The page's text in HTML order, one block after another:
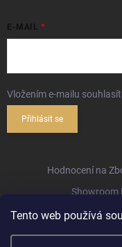
Tento web používá
E-MAIL
Vložením e-mailu
Přihlásit se
Hodnocení na
Showroom